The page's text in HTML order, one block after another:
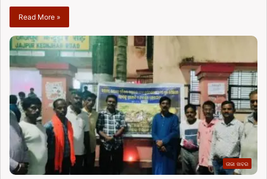
Read More »
ତାଜା ଖବର